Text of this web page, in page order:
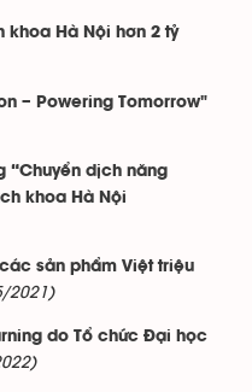
Hà Nội hơn 2 tỷ
– Powering Tomorrow"
“Chuyển dịch năng
khoa Hà Nội
sản phẩm Việt triệu
2021)
do Tổ chức Đại học